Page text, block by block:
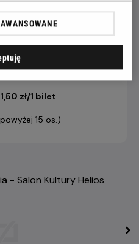
bilet
osób)
21,90 ZŁ
zł/1 bilet
15 os.)